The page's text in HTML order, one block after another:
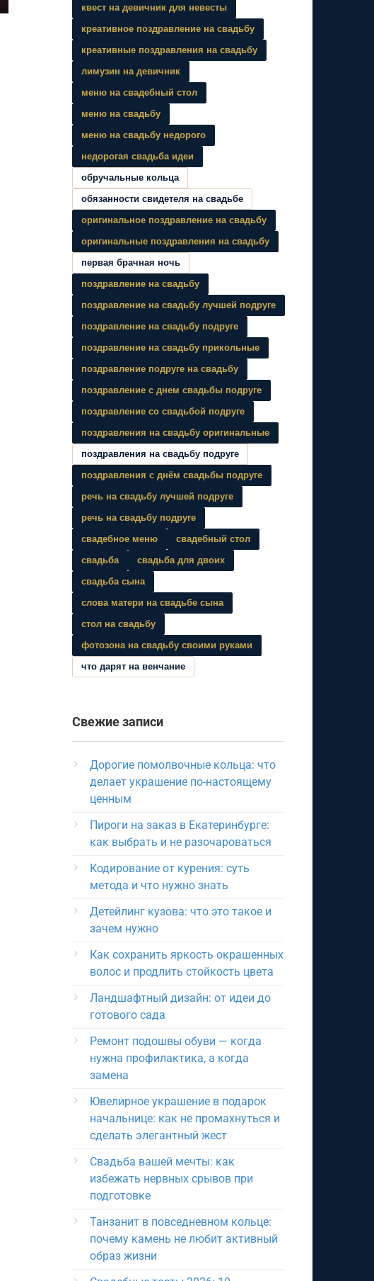
квест на девичник для невесты
креативное поздравление на свадьбу
креативные поздравления на свадьбу
лимузин на девичник
меню на свадебный стол
меню на свадьбу
меню на свадьбу недорого
недорогая свадьба идеи
обручальные кольца
обязанности свидетеля на свадьбе
оригинальное поздравление на свадьбу
оригинальные поздравления на свадьбу
первая брачная ночь
поздравление на свадьбу
поздравление на свадьбу лучшей подруге
поздравление на свадьбу подруге
поздравление на свадьбу прикольные
поздравление подруге на свадьбу
поздравление с днем свадьбы подруге
поздравление со свадьбой подруге
поздравления на свадьбу оригинальные
поздравления на свадьбу подруге
поздравления с днём свадьбы подруге
речь на свадьбу лучшей подруге
речь на свадьбу подруге
свадебное меню
свадебный стол
свадьба
свадьба для двоих
свадьба сына
слова матери на свадьбе сына
стол на свадьбу
фотозона на свадьбу своими руками
что дарят на венчание
Свежие записи
Дорогие помолвочные кольца: что
делает украшение по-настоящему
ценным
Пироги на заказ в Екатеринбурге:
как выбрать и не разочароваться
Кодирование от курения: суть
метода и что нужно знать
Детейлинг кузова: что это такое и
зачем нужно
Как сохранить яркость окрашенных
волос и продлить стойкость цвета
Ландшафтный дизайн: от идеи до
готового сада
Ремонт подошвы обуви — когда
нужна профилактика, а когда
замена
Ювелирное украшение в подарок
начальнице: как не промахнуться и
сделать элегантный жест
Свадьба вашей мечты: как
избежать нервных срывов при
подготовке
Танзанит в повседневном кольце:
почему камень не любит активный
образ жизни